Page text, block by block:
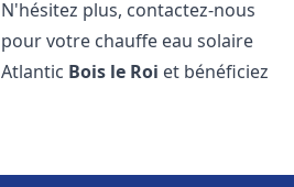
N'hésitez plus, contactez-nous
pour votre chauffe eau solaire
Atlantic Bois le Roi et bénéficiez